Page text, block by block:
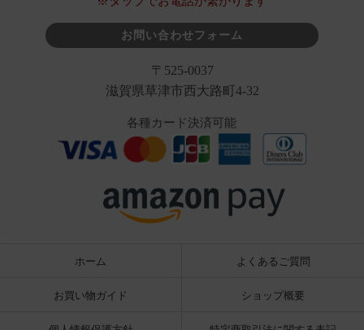
お問い合わせフォーム
〒525-0037
滋賀県草津市西大路町4-32
各種カード決済可能
ホーム よくあるご質問
お買い物ガイド ショップ概要